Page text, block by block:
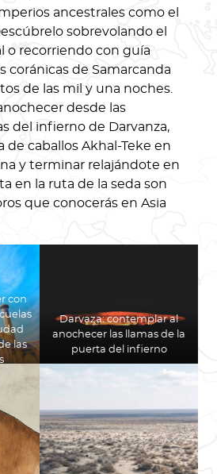
ancestrales como el
sobrevolando el
o recorriendo con guía
coránicas de Samarcanda
de las mil y una noches.
desde las
del infierno de Darvanza,
de caballos Akhal-Teke en
y terminar relajándote en
en la ruta de la seda son
que conocerás en Asia
con
las
Darvaza: contemplar al
anochecer las llamas de la
puerta del infierno